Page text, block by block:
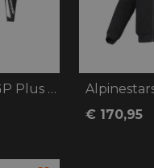
Alpinestars T-GP Plus R V4
€ 170,95